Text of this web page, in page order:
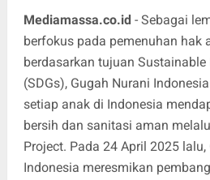
Mediamassa.co.id - Sebagai
berfokus pada pemenuhan hak
berdasarkan tujuan
(SDGs), Gugah Nurani
setiap anak di Indonesia
bersih dan sanitasi aman
Project. Pada 24 April 2025 lalu,
Indonesia meresmikan